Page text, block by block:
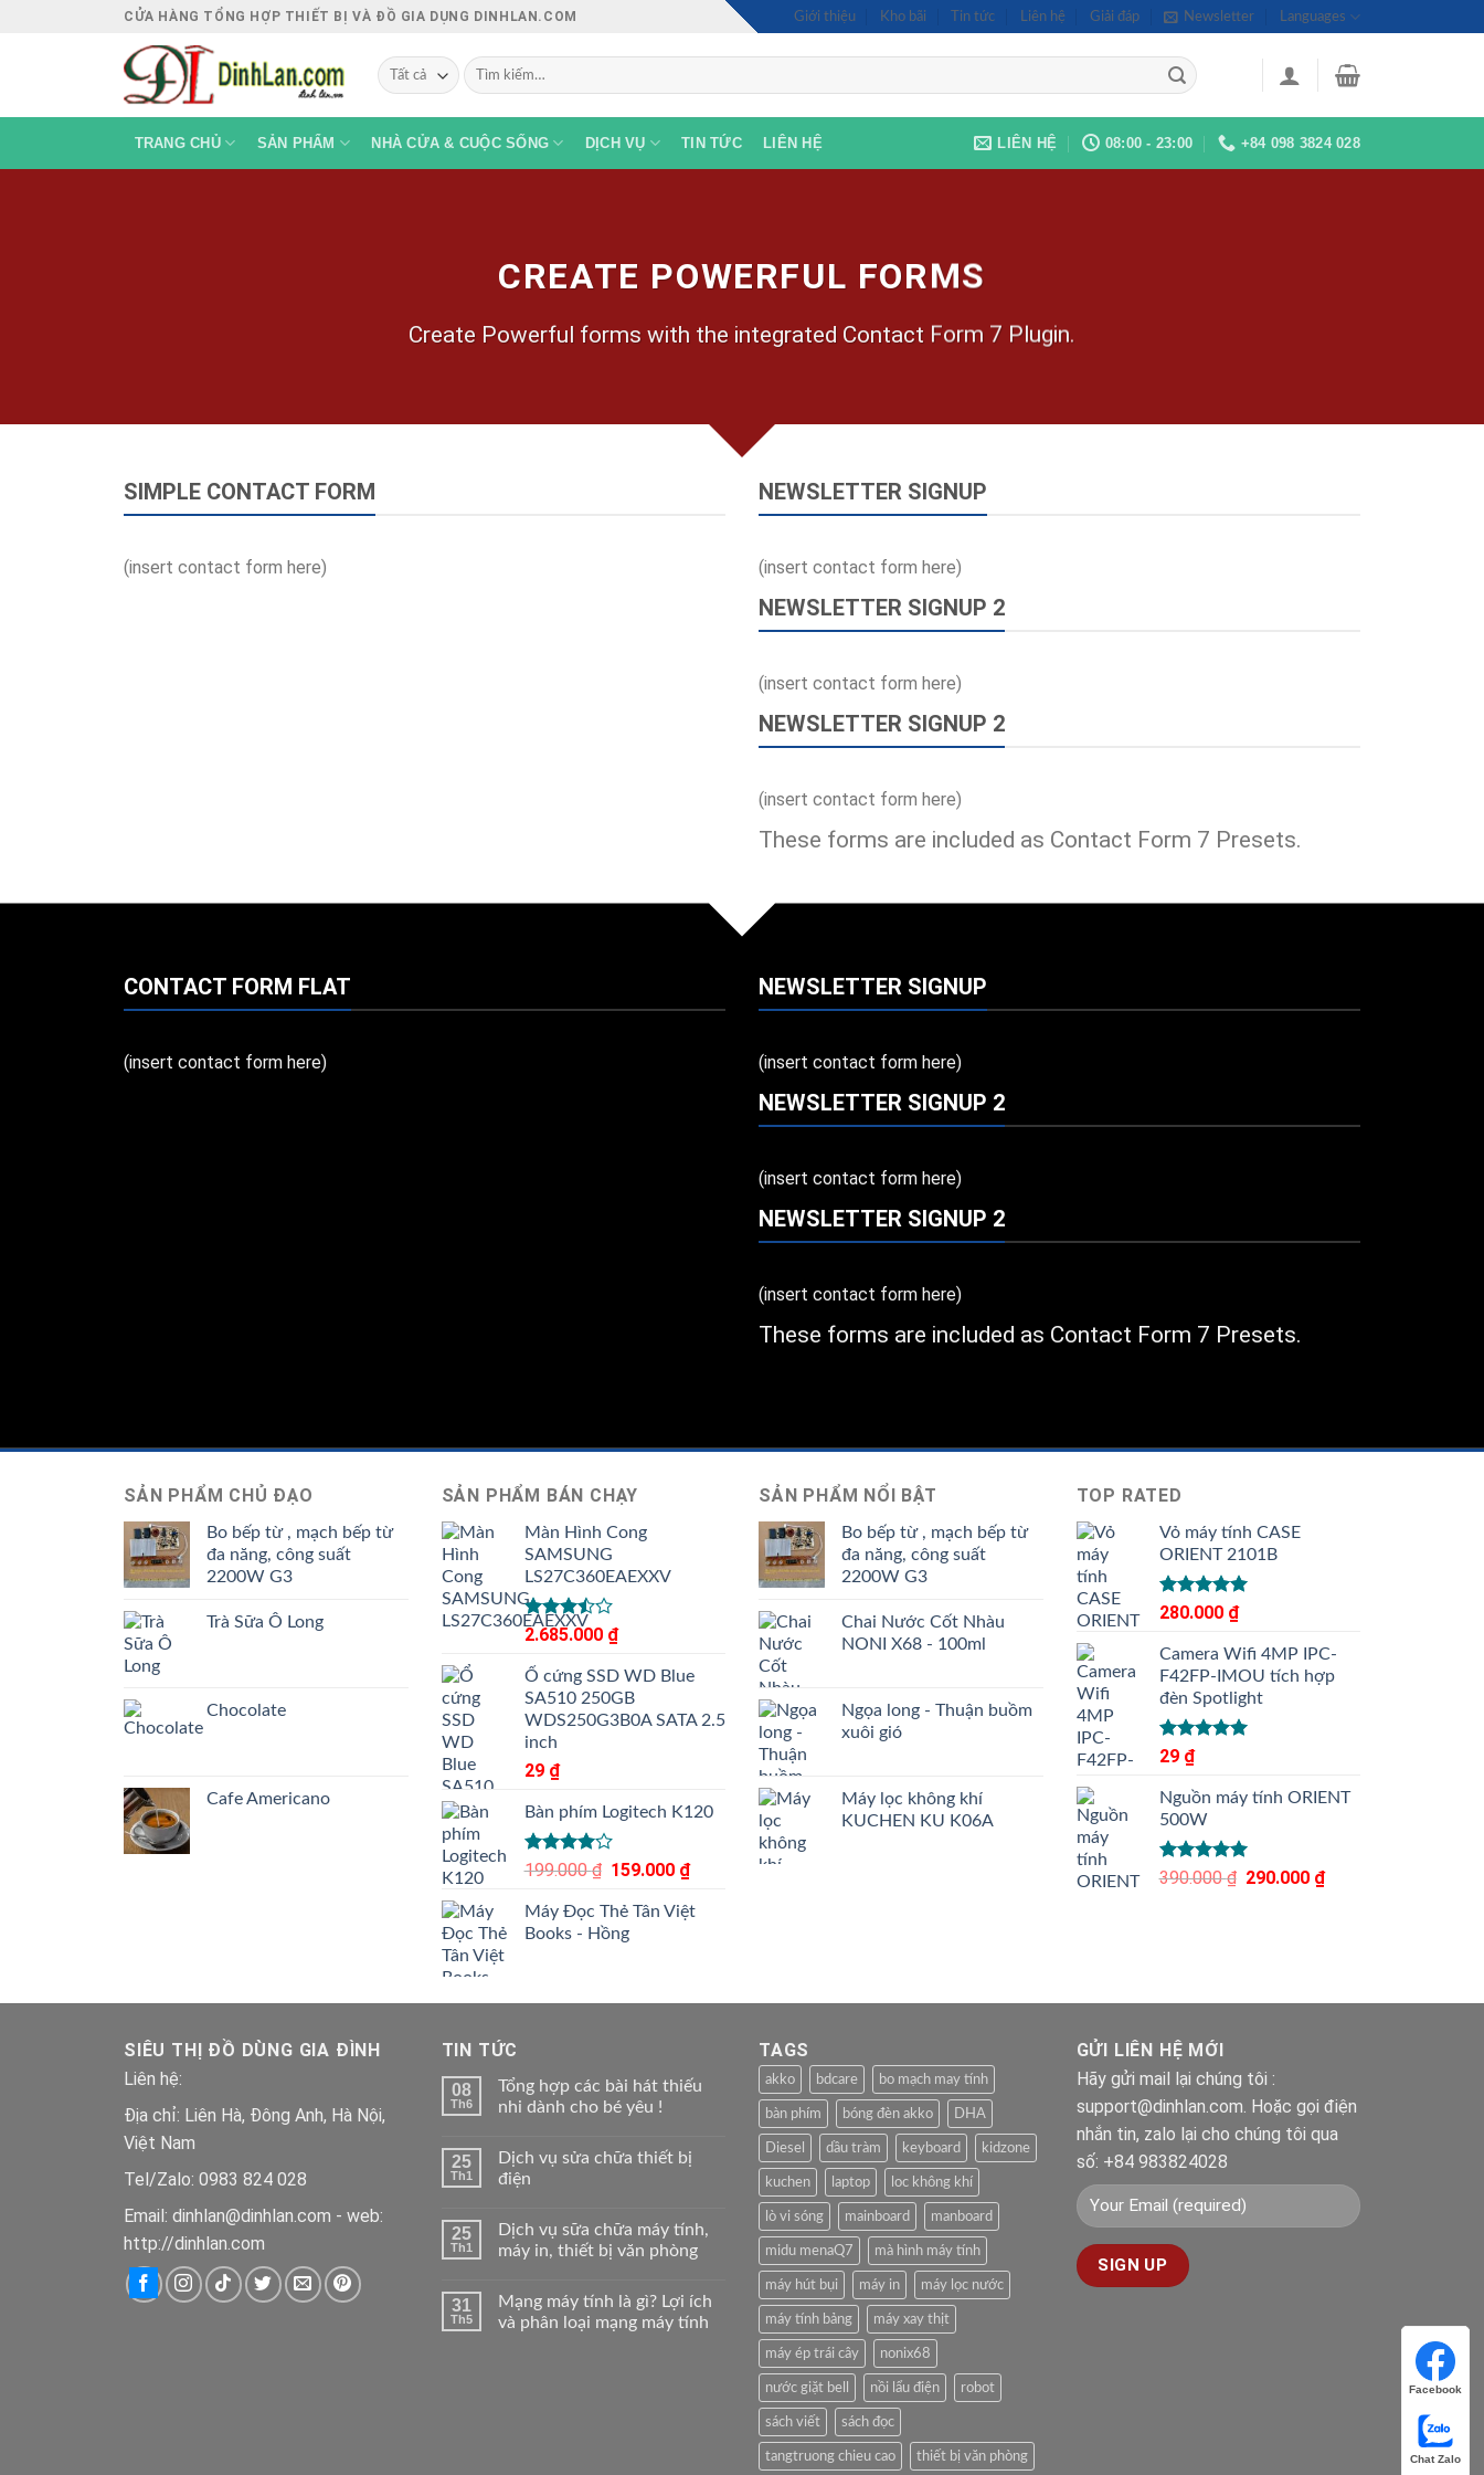
Facebook
Chat Zalo
CỬA HÀNG TỔNG HỢP THIẾT BỊ VÀ ĐỒ GIA DỤNG DINHLAN.COM Giới thiệu Kho bãi Tin tức Liên hệ Giải đáp Newsletter Languages
Tìm
kiếm:
TRANG CHỦ SẢN PHẨM NHÀ CỬA & CUỘC SỐNG DỊCH VỤ TIN TỨC LIÊN HỆ LIÊN HỆ 08:00 - 23:00 +84 098 3824 028
CREATE POWERFUL FORMS
Create Powerful forms with the integrated Contact Form 7 Plugin.
SIMPLE CONTACT FORM
(insert contact form here)
NEWSLETTER SIGNUP
(insert contact form here)
NEWSLETTER SIGNUP 2
(insert contact form here)
NEWSLETTER SIGNUP 2
(insert contact form here)
These forms are included as Contact Form 7 Presets.
CONTACT FORM FLAT
(insert contact form here)
NEWSLETTER SIGNUP
(insert contact form here)
NEWSLETTER SIGNUP 2
(insert contact form here)
NEWSLETTER SIGNUP 2
(insert contact form here)
These forms are included as Contact Form 7 Presets.
SẢN PHẨM CHỦ ĐẠO
Bo bếp từ , mạch bếp từ
đa năng, công suất
2200W G3
Trà Sữa Ô Long
Chocolate
Cafe Americano
SẢN PHẨM BÁN CHẠY
Màn Hình Cong
SAMSUNG
LS27C360EAEXXV
Được
hạng
3.505
sao
2.685.000 ₫
Ổ cứng SSD WD Blue
SA510 250GB
WDS250G3B0A SATA 2.5
inch
29 ₫
Bàn phím Logitech K120
Được
4.00 5
sao
199.000₫ Giá
là:
199.000 ₫.
159.000 ₫Giá
tại
Máy Đọc Thẻ Tân Việt
Books - Hồng
SẢN PHẨM NỔI BẬT
Bo bếp từ , mạch bếp từ
đa năng, công suất
2200W G3
Chai Nước Cốt Nhàu
NONI X68 - 100ml
Ngọa long - Thuận buồm
xuôi gió
Máy lọc không khí
KUCHEN KU K06A
TOP RATED
Vỏ máy tính CASE
ORIENT 2101B
Được xếp
5.00
5 sao
280.000 ₫
Camera Wifi 4MP IPC-
F42FP-IMOU tích hợp
đèn Spotlight
Được xếp
hạng
5 sao
29 ₫
Nguồn máy tính ORIENT
500W
Được xếp
5.00
390.000₫ Giá
290.000 ₫Giá
SIÊU THỊ ĐỒ DÙNG GIA ĐÌNH
Liên hệ:
Địa chỉ: Liên Hà, Đông Anh, Hà Nội,
Việt Nam
Tel/Zalo: 0983 824 028
Email: dinhlan@dinhlan.com - web:
http://dinhlan.com
TIN TỨC
08
Th6
Tổng hợp các bài hát thiếu
nhi dành cho bé yêu !
25
Th1
Dịch vụ sửa chữa thiết bị
điện
25
Th1
Dịch vụ sữa chữa máy tính,
máy in, thiết bị văn phòng
31
Th5
Mạng máy tính là gì? Lợi ích
và phân loại mạng máy tính
TAGS
akko bdcare bo mạch may tính
bàn phím bóng đèn akko DHA
Diesel dầu tràm keyboard kidzone
kuchen laptop loc không khí
lò vi sóng mainboard manboard
midu menaQ7 mà hình máy tính
máy hút bụi máy in máy lọc nước
máy tính bảng máy xay thịt
máy ép trái cây nonix68
nước giặt bell nồi lẩu điện robot
sách viết sách đọc
tangtruong chieu cao thiết bị văn phòng
GỬI LIÊN HỆ MỚI
Hãy gửi mail lại chúng tôi :
support@dinhlan.com. Hoặc gọi điện
nhắn tin, zalo lại cho chúng tôi qua
số: +84 983824028
Facebook
Chat Zalo